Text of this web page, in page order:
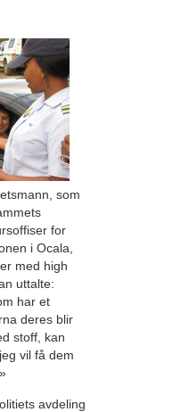
som
for
i Ocala,
med high
uttalte:
har et
deres blir
stoff, kan
vil få dem
avdeling